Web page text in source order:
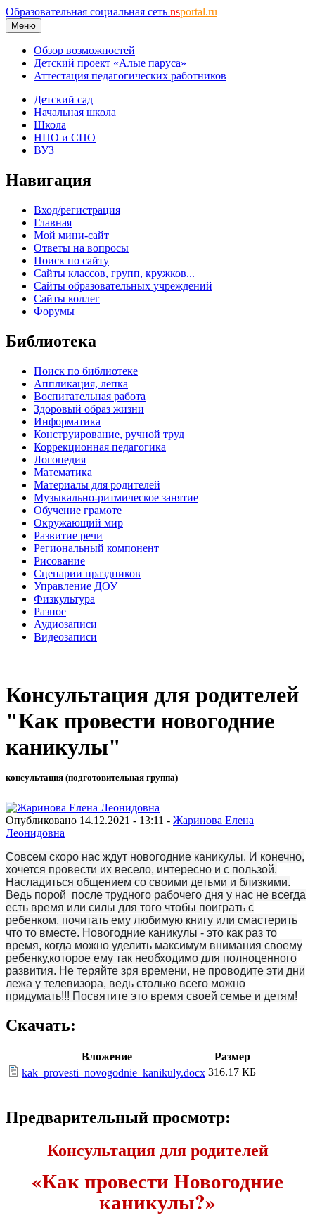
Образовательная социальная сеть nsportal.ru
Меню
Обзор возможностей
Детский проект «Алые паруса»
Аттестация педагогических работников
Детский сад
Начальная школа
Школа
НПО и СПО
ВУЗ
Навигация
Вход/регистрация
Главная
Мой мини-сайт
Ответы на вопросы
Поиск по сайту
Сайты классов, групп, кружков...
Сайты образовательных учреждений
Сайты коллег
Форумы
Библиотека
Поиск по библиотеке
Аппликация, лепка
Воспитательная работа
Здоровый образ жизни
Информатика
Конструирование, ручной труд
Коррекционная педагогика
Логопедия
Математика
Материалы для родителей
Музыкально-ритмическое занятие
Обучение грамоте
Окружающий мир
Развитие речи
Региональный компонент
Рисование
Сценарии праздников
Управление ДОУ
Физкультура
Разное
Аудиозаписи
Видеозаписи
Консультация для родителей
"Как провести новогодние
каникулы"
консультация (подготовительная группа)
Опубликовано 14.12.2021 - 13:11 - Жаринова Елена
Леонидовна
Совсем скоро нас ждут новогодние каникулы. И конечно,
хочется провести их весело, интересно и с пользой.
Насладиться общением со своими детьми и близкими.
Ведь порой после трудного рабочего дня у нас не всегда
есть время или силы для того чтобы поиграть с
ребенком, почитать ему любимую книгу или смастерить
что то вместе. Новогодние каникулы - это как раз то
время, когда можно уделить максимум внимания своему
ребенку,которое ему так необходимо для полноценного
развития. Не теряйте зря времени, не проводите эти дни
лежа у телевизора, ведь столько всего можно
придумать!!! Посвятите это время своей семье и детям!
Скачать:
Вложение
Размер
kak_provesti_novogodnie_kanikuly.docx 316.17 КБ
Предварительный просмотр:
Консультация для родителей
«Как провести Новогодние
каникулы?»